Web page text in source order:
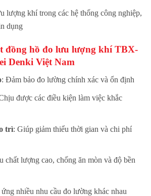
lượng khí trong các hệ thống công nghiệp,
dụng
đồng hồ đo lưu lượng khí TBX-
Denki Việt Nam
: Đảm bảo đo lường chính xác và ổn định
được các điều kiện làm việc khắc
trì: Giúp giảm thiểu thời gian và chi phí
chất lượng cao, chống ăn mòn và độ bền
nhiều nhu cầu đo lường khác nhau